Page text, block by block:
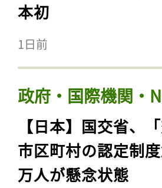
本初
1日前
政府・国際機関・
【日本】国交省、
市区町村の認定制
万人が懸念状態